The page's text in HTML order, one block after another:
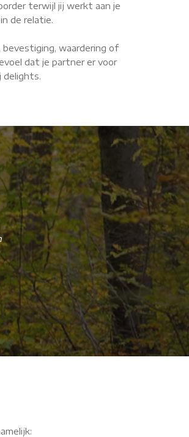
terwijl jij werkt aan je
de relatie.
bevestiging, waardering of
dat je partner er voor
delights.
"Nu zeg ik: eigenlijk moet
dingen in de praktijk die nu (bijna,